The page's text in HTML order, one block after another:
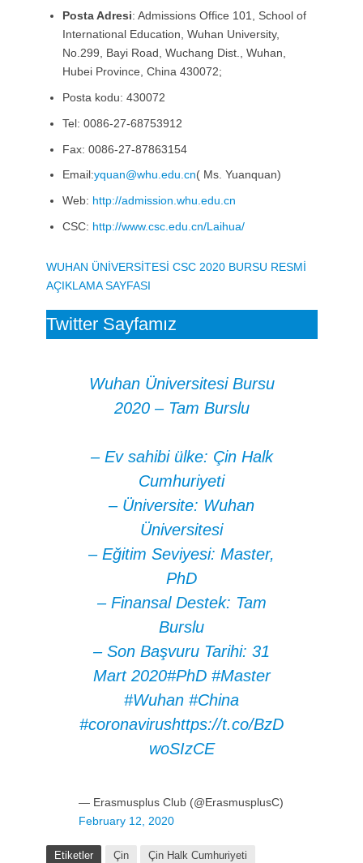
Posta Adresi: Admissions Office 101, School of
International Education, Wuhan University,
No.299, Bayi Road, Wuchang Dist., Wuhan,
Hubei Province, China 430072;
Posta kodu: 430072
Tel: 0086-27-68753912
Fax: 0086-27-87863154
Email:yquan@whu.edu.cn( Ms. Yuanquan)
Web: http://admission.whu.edu.cn
CSC: http://www.csc.edu.cn/Laihua/
WUHAN ÜNİVERSİTESİ CSC 2020 BURSU RESMİ
AÇIKLAMA SAYFASI
Twitter Sayfamız
Wuhan Üniversitesi Bursu
2020 – Tam Burslu
– Ev sahibi ülke: Çin Halk
Cumhuriyeti
– Üniversite: Wuhan
Üniversitesi
– Eğitim Seviyesi: Master,
PhD
– Finansal Destek: Tam
Burslu
– Son Başvuru Tarihi: 31
Mart 2020#PhD #Master
#Wuhan #China
#coronavirushttps://t.co/BzD
woSIzCE
— Erasmusplus Club (@ErasmusplusC)
February 12, 2020
Etiketler Çin Çin Halk Cumhuriyeti